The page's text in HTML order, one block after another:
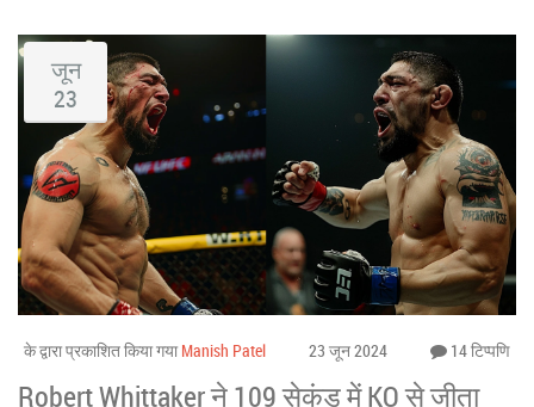
जून
23
के द्वारा प्रकाशित किया गया Manish Patel 23 जून 2024 14 टिप्पणि
Robert Whittaker ने 109 सेकंड में KO से जीता